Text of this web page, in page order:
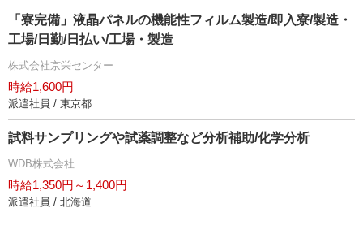
「寮完備」液晶パネルの機能性フィルム製造/即入寮/製造・
工場/日勤/日払い/工場・製造
株式会社京栄センター
時給1,600円
派遣社員 / 東京都
試料サンプリングや試薬調整など分析補助/化学分析
WDB株式会社
時給1,350円～1,400円
派遣社員 / 北海道